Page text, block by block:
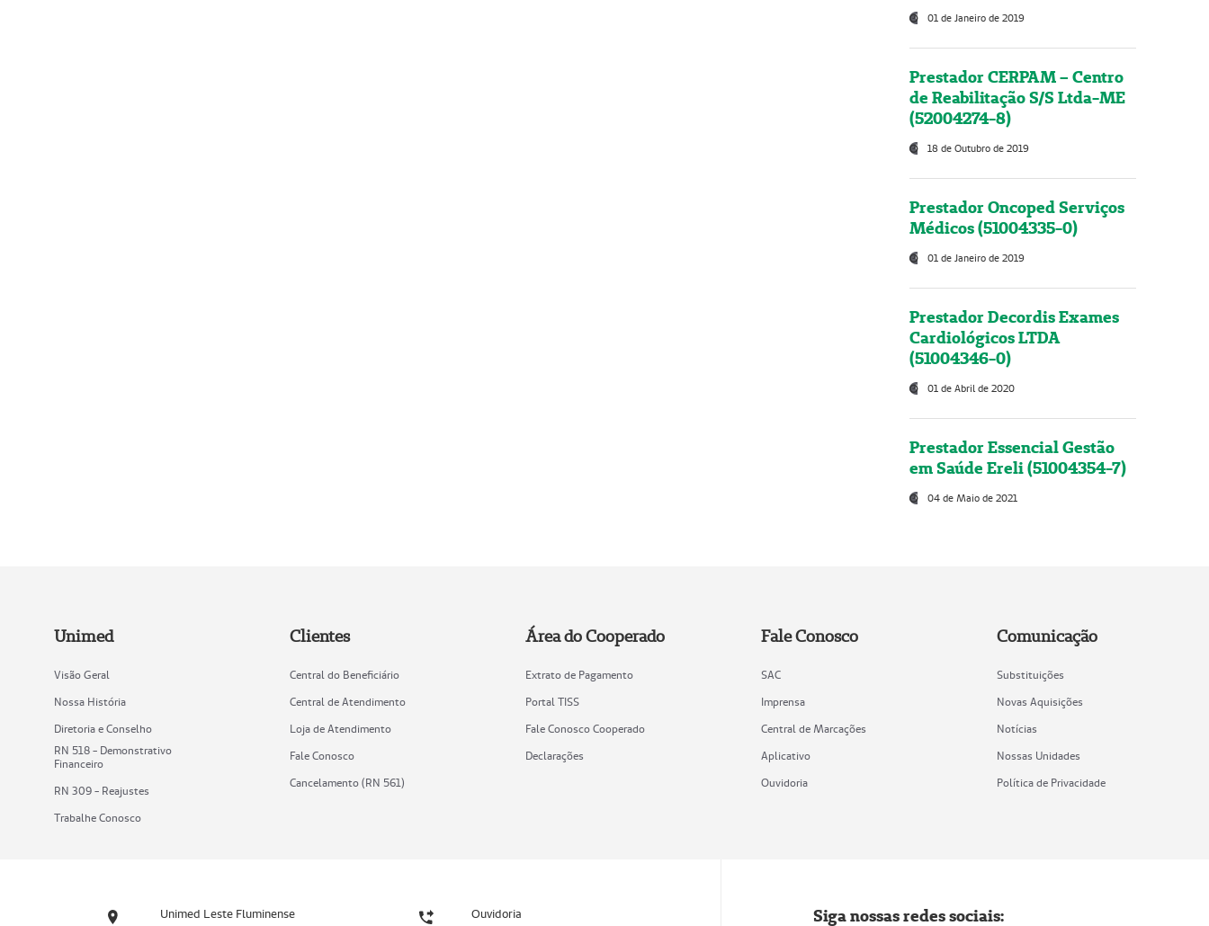
01 de Janeiro de 2019
Prestador CERPAM – Centro
de Reabilitação S/S Ltda-ME
(52004274-8)
18 de Outubro de 2019
Prestador Oncoped Serviços
Médicos (51004335-0)
01 de Janeiro de 2019
Prestador Decordis Exames
Cardiológicos LTDA
(51004346-0)
01 de Abril de 2020
Prestador Essencial Gestão
em Saúde Ereli (51004354-7)
04 de Maio de 2021
Unimed
Visão Geral
Nossa História
Diretoria e Conselho
RN 518 - Demonstrativo
Financeiro
RN 309 - Reajustes
Trabalhe Conosco
Clientes
Central do Beneficiário
Central de Atendimento
Loja de Atendimento
Fale Conosco
Cancelamento (RN 561)
Área do Cooperado
Extrato de Pagamento
Portal TISS
Fale Conosco Cooperado
Declarações
Fale Conosco
SAC
Imprensa
Central de Marcações
Aplicativo
Ouvidoria
Comunicação
Substituições
Novas Aquisições
Notícias
Nossas Unidades
Política de Privacidade
Unimed Leste Fluminense Ouvidoria Siga nossas redes sociais: